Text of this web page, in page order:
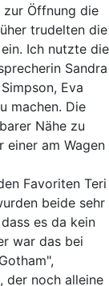
zur Öffnung die
trudelten die
Ich nutzte die
Sandra
Eva
machen. Die
Nähe zu
einer am Wagen
Favoriten Teri
beide sehr
es da kein
war das bei
der noch alleine